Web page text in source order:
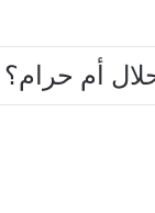
أم حرام؟